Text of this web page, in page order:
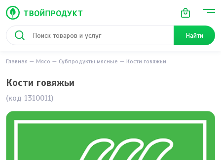
Найти
Главная Мясо Субпродукты мясные Кости говяжьи
Кости говяжьи
(код 1310011)